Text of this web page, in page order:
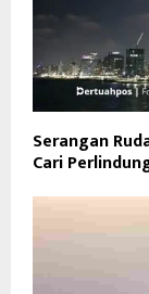
Serangan
Cari